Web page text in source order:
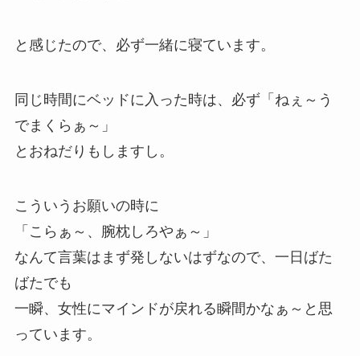
と感じたので、必ず一緒に寝ています。
同じ時間にベッドに入った時は、必ず「ねぇ～う
でまくらぁ～」
とおねだりもしますし。
こういうお願いの時に
「こらぁ～、腕枕しろやぁ～」
なんて言葉はまず発しないはずなので、一日ばた
ばたでも
一瞬、女性にマインドが戻れる瞬間かなぁ～と思
っています。